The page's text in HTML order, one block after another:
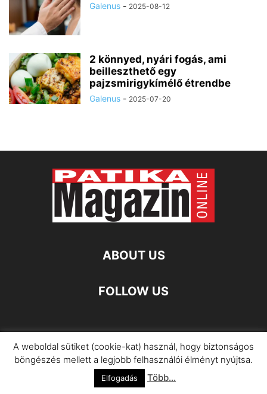
Galenus - 2025-08-12
2 könnyed, nyári fogás, ami
beilleszthető egy
pajzsmirigykímélő étrendbe
Galenus - 2025-07-20
ABOUT US
FOLLOW US
Impresszum Adatkezelési Információ
©
A weboldal sütiket (cookie-kat) használ, hogy biztonságos
böngészés mellett a legjobb felhasználói élményt nyújtsa.
Elfogadás Több...